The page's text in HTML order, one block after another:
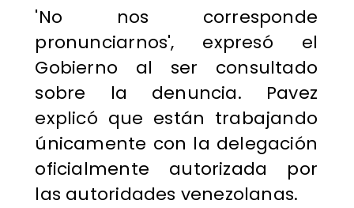
'No nos corresponde
pronunciarnos', expresó el
Gobierno al ser consultado
sobre la denuncia. Pavez
explicó que están trabajando
únicamente con la delegación
oficialmente autorizada por
las autoridades venezolanas.